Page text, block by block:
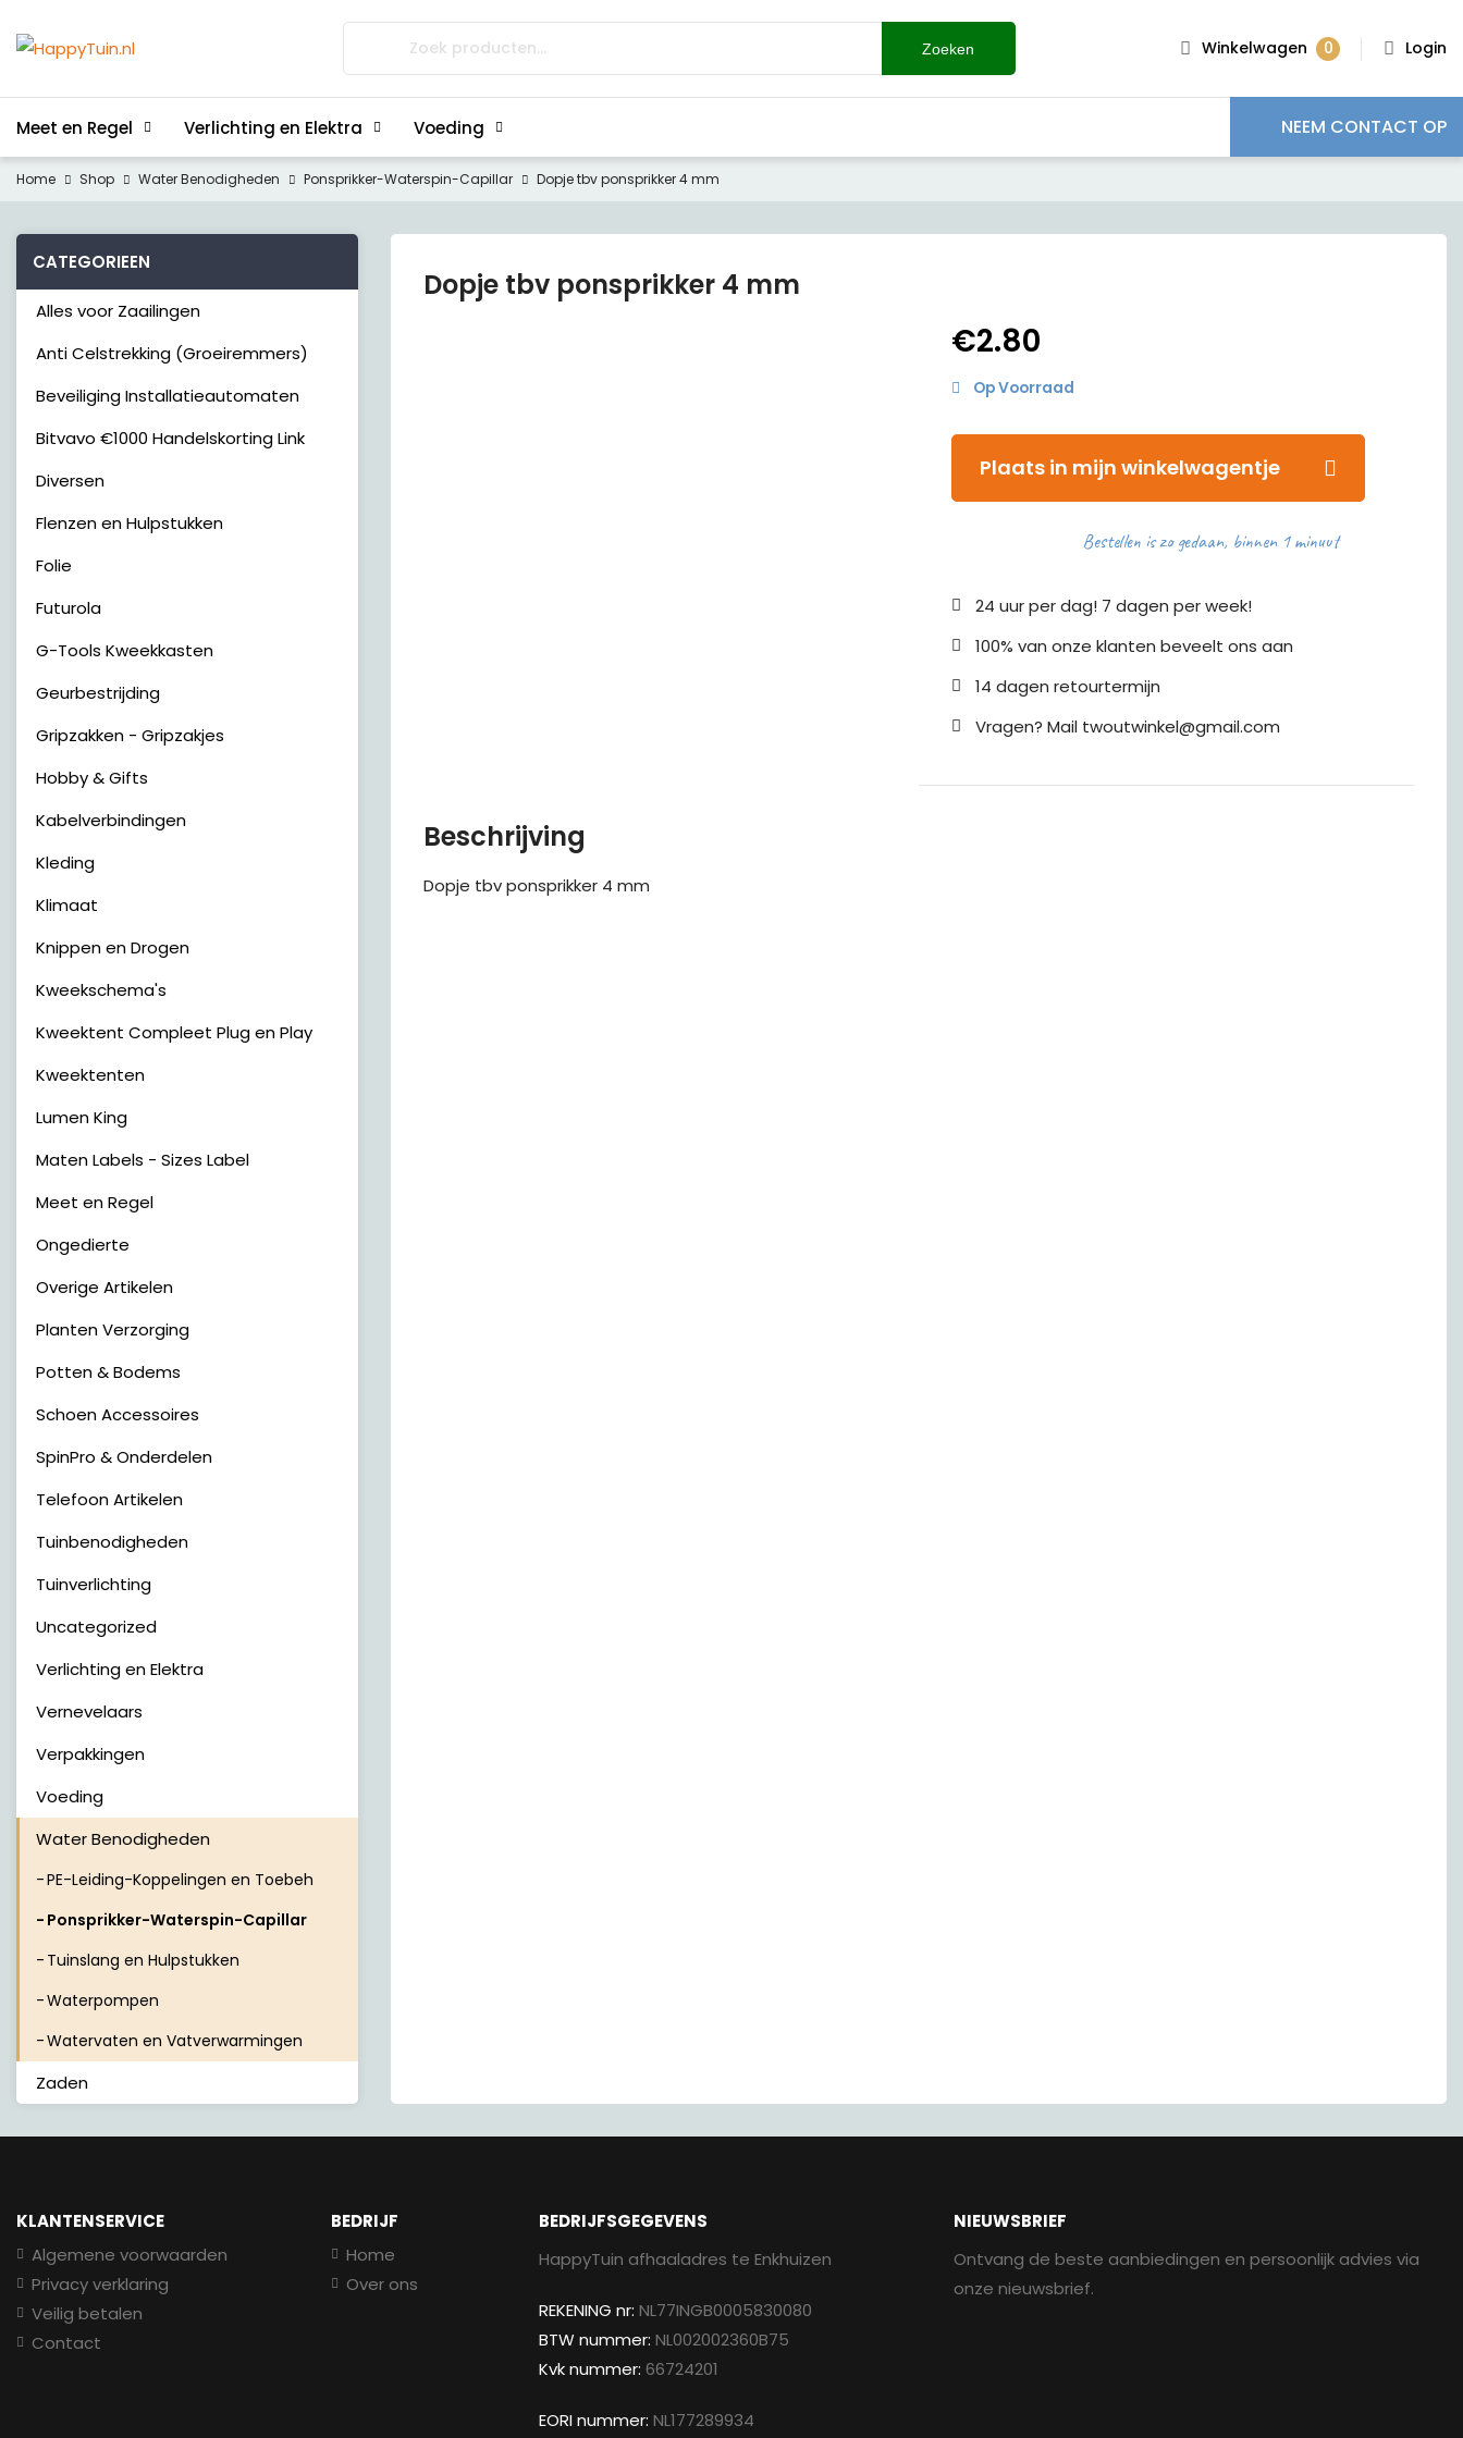
Zoeken Winkelwagen 0 Login
Meet en Regel Verlichting en Elektra Voeding NEEM CONTACT OP
Home Shop Water Benodigheden Ponsprikker-Waterspin-Capillar Dopje tbv ponsprikker 4 mm
Dopje tbv ponsprikker 4 mm
€2.80
Op Voorraad
Plaats in mijn winkelwagentje
Bestellen is zo gedaan, binnen 1 minuut
24 uur per dag! 7 dagen per week!
100% van onze klanten beveelt ons aan
14 dagen retourtermijn
Vragen? Mail twoutwinkel@gmail.com
Beschrijving
Dopje tbv ponsprikker 4 mm
CATEGORIEEN
Alles voor Zaailingen
Anti Celstrekking (Groeiremmers)
Beveiliging Installatieautomaten
Bitvavo €1000 Handelskorting Link
Diversen
Flenzen en Hulpstukken
Folie
Futurola
G-Tools Kweekkasten
Geurbestrijding
Gripzakken - Gripzakjes
Hobby & Gifts
Kabelverbindingen
Kleding
Klimaat
Knippen en Drogen
Kweekschema's
Kweektent Compleet Plug en Play
Kweektenten
Lumen King
Maten Labels - Sizes Label
Meet en Regel
Ongedierte
Overige Artikelen
Planten Verzorging
Potten & Bodems
Schoen Accessoires
SpinPro & Onderdelen
Telefoon Artikelen
Tuinbenodigheden
Tuinverlichting
Uncategorized
Verlichting en Elektra
Vernevelaars
Verpakkingen
Voeding
Water Benodigheden
PE-Leiding-Koppelingen en Toebeh
Ponsprikker-Waterspin-Capillar
Tuinslang en Hulpstukken
Waterpompen
Watervaten en Vatverwarmingen
Zaden
KLANTENSERVICE
Algemene voorwaarden
Privacy verklaring
Veilig betalen
Contact
BEDRIJF
Home
Over ons
BEDRIJFSGEGEVENS
HappyTuin afhaaladres te Enkhuizen
REKENING nr: NL77INGB0005830080
BTW nummer: NL002002360B75
Kvk nummer: 66724201
EORI nummer: NL177289934
NIEUWSBRIEF
Ontvang de beste aanbiedingen en persoonlijk advies via
onze nieuwsbrief.